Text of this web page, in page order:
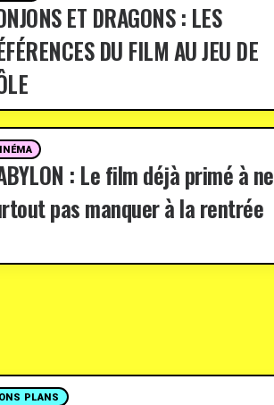
ET DRAGONS : LES
DU FILM AU JEU DE
: Le film déjà primé à ne
pas manquer à la rentrée
PLANS